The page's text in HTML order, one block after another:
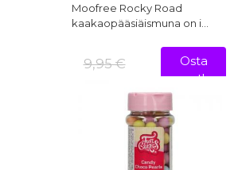
Moofree Rocky Road
kaakaopääsiäismuna on i…
9,95 €
Osta
nyt!